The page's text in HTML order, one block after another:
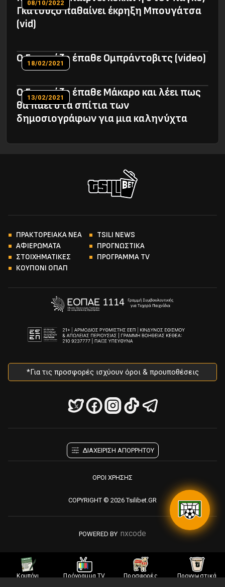
Γκατούζο παθαίνει έκρηξη Μπουγάτσα
(vid)
08/10/2022
Ο Γκατούζο έπαθε Ομπράντοβιτς (video)
18/02/2021
Ο Γκατούζο έπαθε Μάκαρο και λέει πως
θα πάει στα σπίτια των
δημοσιογράφων για μια καληνύχτα
13/02/2021
ΠΡΑΚΤΟΡΕΙΑΚΑ ΝΕΑ
TSILI NEWS
ΑΦΙΕΡΩΜΑΤΑ
ΠΡΟΓΝΩΣΤΙΚΑ
ΣΤΟΙΧΗΜΑΤΙΚΕΣ
ΠΡΟΓΡΑΜΜΑ TV
ΚΟΥΠΟΝΙ ΟΠΑΠ
*Για τις προσφορές ισχύουν όροι & προυποθέσεις
ΔΙΑΧΕΙΡΙΣΗ ΑΠΟΡΡΗΤΟΥ
ΟΡΟΙ ΧΡΗΣΗΣ
POWERED BY nxcode
COPYRIGHT © 2026 Tsilibet.GR
Κουπόνι Πρόγραμμα TV Προσφορές Προγνωστικά